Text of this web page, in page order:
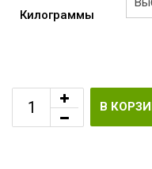
Килограммы
В